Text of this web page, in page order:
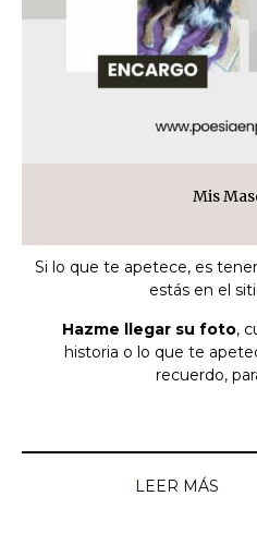
Mis
Si lo que te apetece, es
estás en el
Hazme llegar su foto,
historia o lo que te
recuerdo,
LEER MÁS